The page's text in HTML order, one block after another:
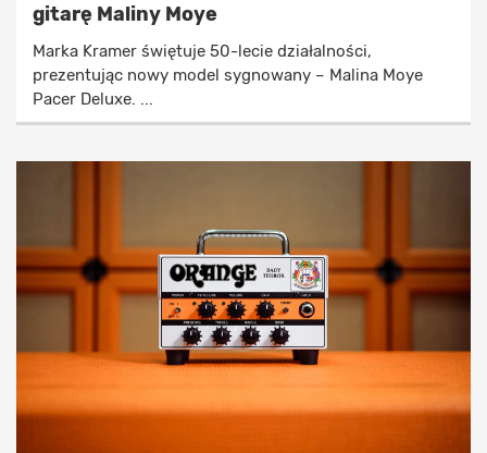
gitarę Maliny Moye
Marka Kramer świętuje 50-lecie działalności,
prezentując nowy model sygnowany – Malina Moye
Pacer Deluxe. ...